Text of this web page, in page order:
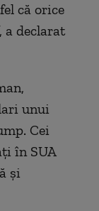
că orice
a declarat
unui
Cei
în SUA
şi